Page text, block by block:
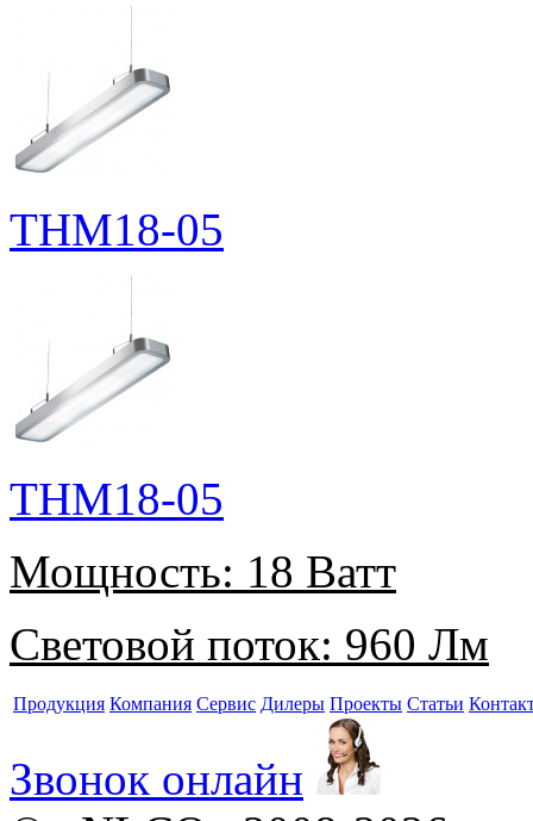
THM18-05
THM18-05
Мощность: 18 Ватт
Световой поток: 960 Лм
Продукция Компания Сервис Дилеры Проекты Статьи
Звонок онлайн